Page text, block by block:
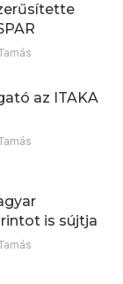
az ITAKA
is sújtja